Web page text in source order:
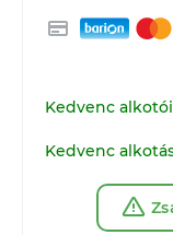
Kedvenc
Kedvenc